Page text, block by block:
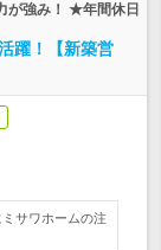
が強み！ ★年間休日
躍！【新築営
サワホームの注